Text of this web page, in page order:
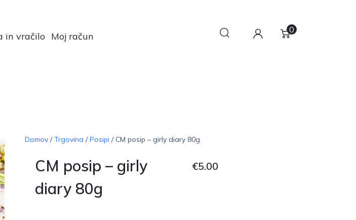
in vračilo Moj račun
0
Domov/Trgovina /Posipi / CM posip – girly diary 80g
CM posip – girly
diary 80g
€5.00